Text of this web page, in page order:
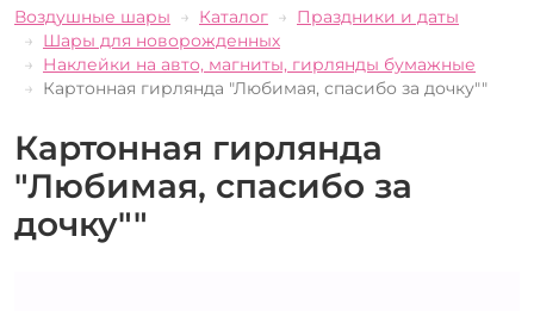
Воздушные шары Каталог
Праздники и даты
Шары для новорожденных
Наклейки на авто, магниты, гирлянды бумажные
Картонная гирлянда "Любимая, спасибо за дочку""
Картонная гирлянда
"Любимая, спасибо за
дочку""